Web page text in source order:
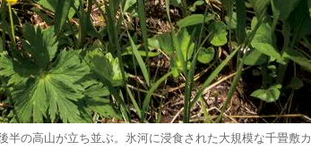
の高山が立ち並ぶ。氷河に浸食された大規模な千畳敷カ